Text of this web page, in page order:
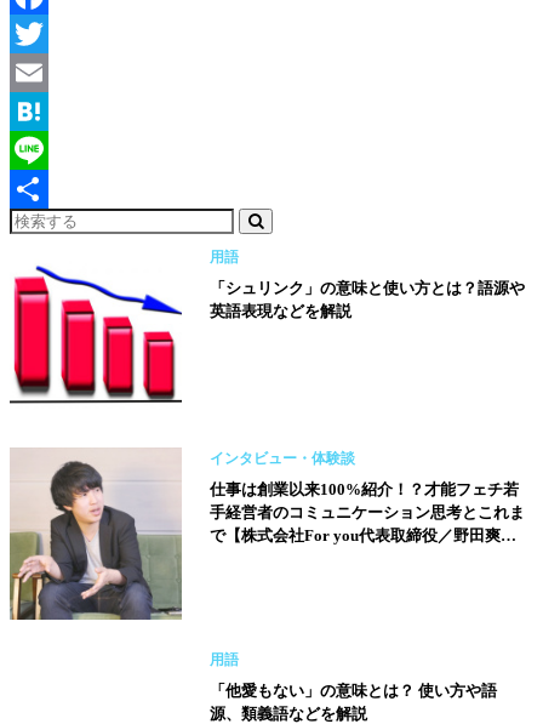
Facebook
Twitter
Email
Hatena
Line
共
用語
「シュリンク」の意味と使い方とは？語源や
英語表現などを解説
インタビュー・体験談
仕事は創業以来100%紹介！？才能フェチ若
手経営者のコミュニケーション思考とこれま
で【株式会社For you代表取締役／野田爽介
用語
「他愛もない」の意味とは？ 使い方や語
源、類義語などを解説